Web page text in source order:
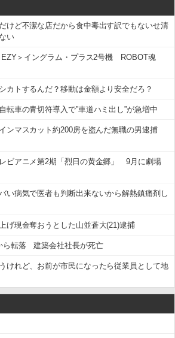
けど不潔な店だから食中毒出す訳でもないせ清
い
EZY＞イングラム・プラス2号機 ROBOT魂
カトするんだ？移動は金額より安全だろ？
車の青切符導入で”車道ハミ出し”が急増中
ンマスカット約200房を盗んだ無職の男逮捕
ビアニメ第2期「烈日の黄金郷」 9月に劇場
い病気で医者も判断出来ないから解熱鎮痛剤し
げ現金奪おうとした山並蒼大(21)逮捕
ら転落 建築会社社長が死亡
けれど、お前が市民になったら従業員として地